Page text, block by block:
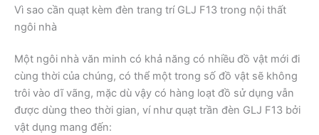
Vì sao cần quạt kèm đèn trang trí GLJ F13 trong nội thất
ngôi nhà
Một ngôi nhà văn minh có khả năng có nhiều đồ vật mới đi
cùng thời của chúng, có thể một trong số đồ vật sẽ không
trôi vào dĩ vãng, mặc dù vậy có hàng loạt đồ sử dụng vẫn
được dùng theo thời gian, ví như quạt trần đèn GLJ F13 bởi
vật dụng mang đến: